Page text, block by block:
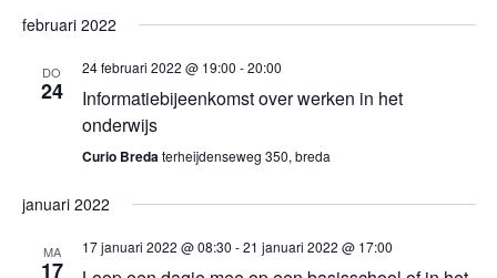
datum
februari 2022
DO
24
24 februari 2022 @ 19:00 -20:00
Informatiebijeenkomst over werken in het
onderwijs
Curio Bredaterheijdenseweg 350, breda
januari 2022
MA
17
17 januari 2022 @ 08:30 -21 januari 2022 @ 17:00